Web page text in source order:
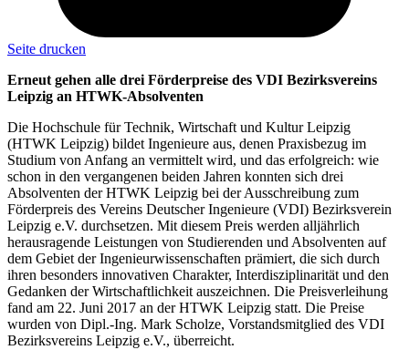
Seite drucken
Erneut gehen alle drei Förderpreise des VDI Bezirksvereins
Leipzig an HTWK-Absolventen
Die Hochschule für Technik, Wirtschaft und Kultur Leipzig
(HTWK Leipzig) bildet Ingenieure aus, denen Praxisbezug im
Studium von Anfang an vermittelt wird, und das erfolgreich: wie
schon in den vergangenen beiden Jahren konnten sich drei
Absolventen der HTWK Leipzig bei der Ausschreibung zum
Förderpreis des Vereins Deutscher Ingenieure (VDI) Bezirksverein
Leipzig e.V. durchsetzen. Mit diesem Preis werden alljährlich
herausragende Leistungen von Studierenden und Absolventen auf
dem Gebiet der Ingenieurwissenschaften prämiert, die sich durch
ihren besonders innovativen Charakter, Interdisziplinarität und den
Gedanken der Wirtschaftlichkeit auszeichnen. Die Preisverleihung
fand am 22. Juni 2017 an der HTWK Leipzig statt. Die Preise
wurden von Dipl.-Ing. Mark Scholze, Vorstandsmitglied des VDI
Bezirksvereins Leipzig e.V., überreicht.